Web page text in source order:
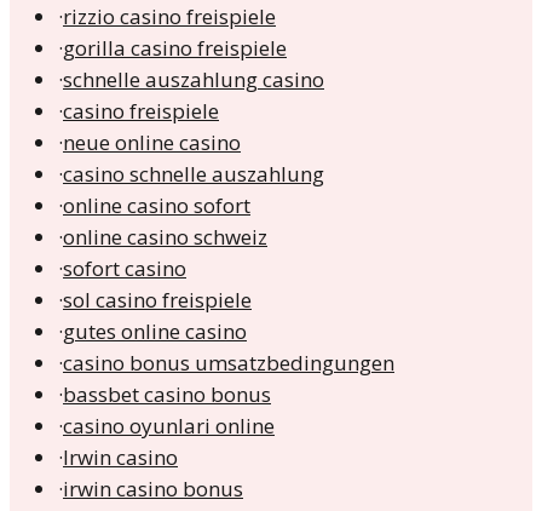
·rizzio casino freispiele
·gorilla casino freispiele
·schnelle auszahlung casino
·casino freispiele
·neue online casino
·casino schnelle auszahlung
·online casino sofort
·online casino schweiz
·sofort casino
·sol casino freispiele
·gutes online casino
·casino bonus umsatzbedingungen
·bassbet casino bonus
·casino oyunlari online
·Irwin casino
·irwin casino bonus